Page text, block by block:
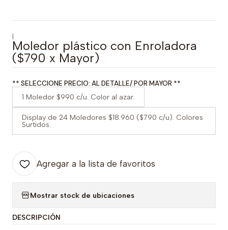
|
Moledor plástico con Enroladora
($790 x Mayor)
** SELECCIONE PRECIO: AL DETALLE/ POR MAYOR **
1 Moledor $990 c/u. Color al azar.
Display de 24 Moledores $18.960 ($790 c/u). Colores
Surtidos.
Agregar a la lista de favoritos
Mostrar stock de ubicaciones
DESCRIPCIÓN